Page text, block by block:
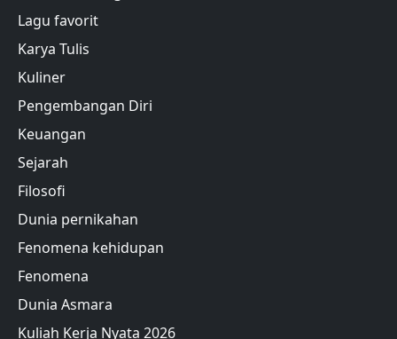
Lagu favorit
Karya Tulis
Kuliner
Pengembangan Diri
Keuangan
Sejarah
Filosofi
Dunia pernikahan
Fenomena kehidupan
Fenomena
Dunia Asmara
Kuliah Kerja Nyata 2026